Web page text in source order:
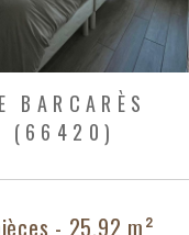
BARCARÈS
(66420)
- 25,92 m²